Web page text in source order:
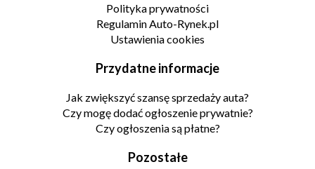
Polityka prywatności
Regulamin Auto-Rynek.pl
Ustawienia cookies
Przydatne informacje
Jak zwiększyć szansę sprzedaży auta?
Czy mogę dodać ogłoszenie prywatnie?
Czy ogłoszenia są płatne?
Pozostałe